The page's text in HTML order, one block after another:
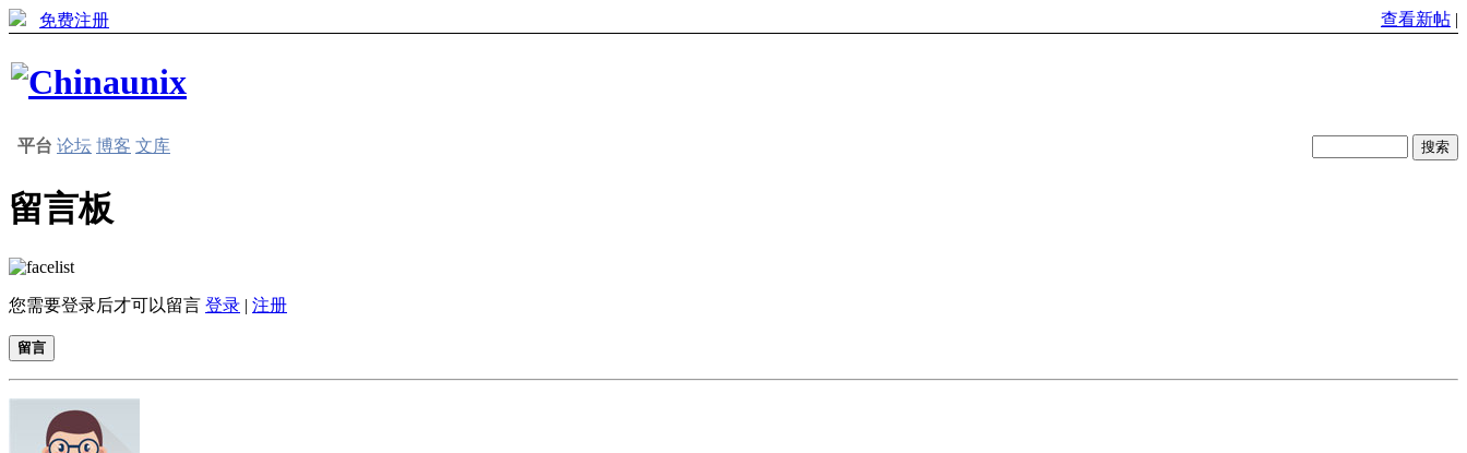
免费注册 查看新帖 |
平台 论坛 博客 文库
留言板
您需要登录后才可以留言 登录 | 注册
留言